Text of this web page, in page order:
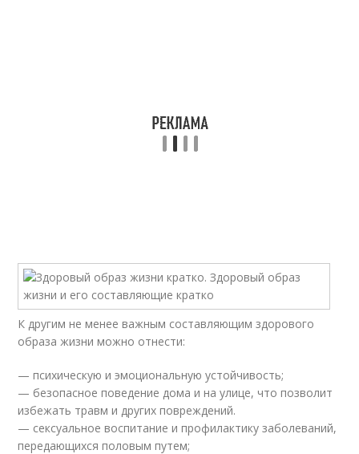
К другим не менее важным составляющим здорового
образа жизни можно отнести:
— психическую и эмоциональную устойчивость;
— безопасное поведение дома и на улице, что позволит
избежать травм и других повреждений.
— сексуальное воспитание и профилактику заболеваний,
передающихся половым путем;